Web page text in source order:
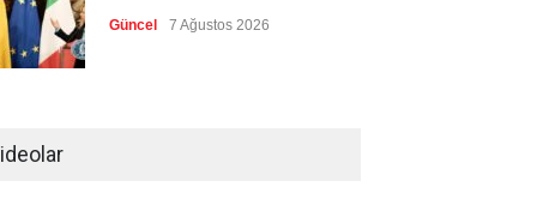
Güncel 7 Ağustos 2026